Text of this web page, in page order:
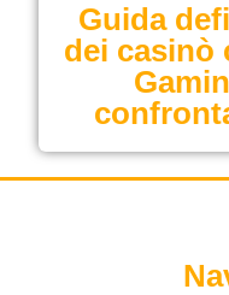
Guida
dei casinò